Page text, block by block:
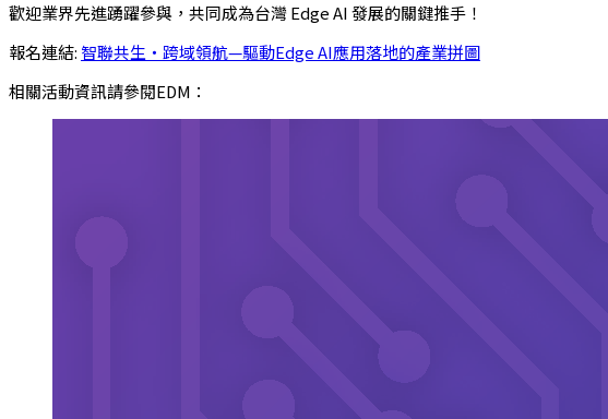
歡迎業界先進踴躍參與，共同成為台灣 Edge AI 發展的關鍵推手！
報名連結: 智聯共生・跨域領航—驅動Edge AI應用落地的產業拼圖
相關活動資訊請參閱EDM：